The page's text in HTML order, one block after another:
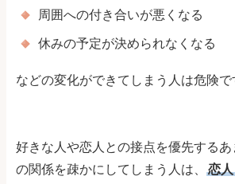
周囲への付き合いが悪くなる
休みの予定が決められなくなる
などの変化ができてしまう人は危険で
好きな人や恋人との接点を優先するあ
の関係を疎かにしてしまう人は、
恋